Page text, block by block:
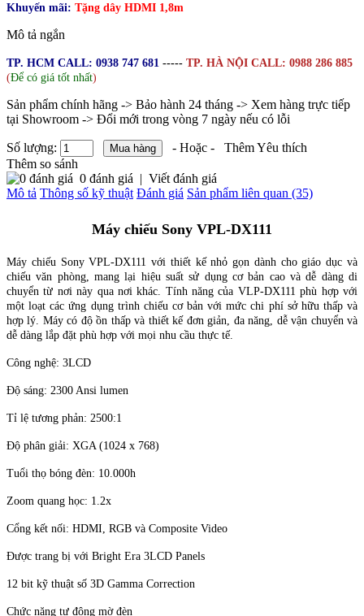
Khuyến mãi: Tặng dây HDMI 1,8m
Mô tả ngắn
TP. HCM CALL: 0938 747 681 ----- TP. HÀ NỘI CALL: 0988 286 885
(Để có giá tốt nhất)
Sản phẩm chính hãng -> Bảo hành 24 tháng -> Xem hàng trực tiếp
tại Showroom -> Đổi mới trong vòng 7 ngày nếu có lỗi
Số lượng: - Hoặc -
Thêm Yêu thích
Thêm so sánh
0 đánh giá | Viết đánh giá
Mô tả Thông số kỹ thuật Đánh giá Sản phẩm liên quan (35)
Máy chiếu Sony VPL-DX111
Máy chiếu Sony VPL-DX111 với thiết kế nhỏ gọn dành cho giáo dục và
chiếu văn phòng, mang lại hiệu suất sử dụng cơ bản cao và dễ dàng di
chuyển từ nơi này qua nơi khác. Tính năng của VLP-DX111 phù hợp với
một loạt các ứng dụng trình chiếu cơ bản với mức chi phí sở hữu thấp và
hợp lý. Máy có độ ồn thấp và thiết kế đơn giản, đa năng, dễ vận chuyển và
dễ dàng lắp đặt phù hợp với mọi nhu cầu thực tế.
Công nghệ: 3LCD
Độ sáng: 2300 Ansi lumen
Tỉ lệ tương phản: 2500:1
Độ phân giải: XGA (1024 x 768)
Tuổi thọ bóng đèn: 10.000h
Zoom quang học: 1.2x
Cổng kết nối: HDMI, RGB và Composite Video
Được trang bị với Bright Era 3LCD Panels
12 bit kỹ thuật số 3D Gamma Correction
Chức năng tự động mờ đèn